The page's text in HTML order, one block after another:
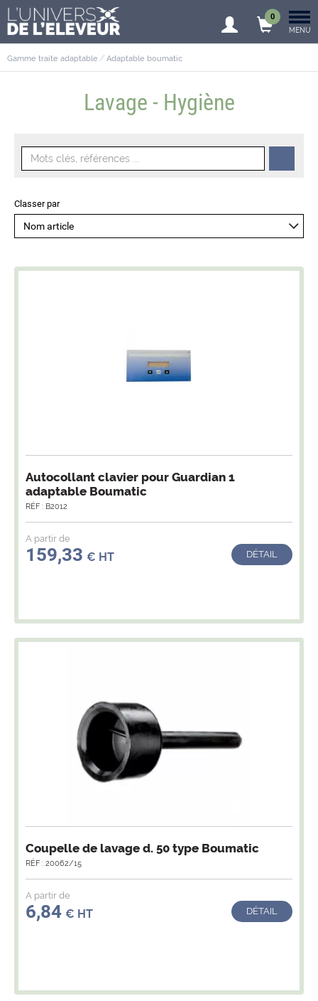
0
MENU
Gamme traite adaptable Adaptable boumatic
Lavage - Hygiène
Classer par
Autocollant clavier pour Guardian 1
adaptable Boumatic
RÉF : B2012
A partir de
159,33 € HT DÉTAIL
Coupelle de lavage d. 50 type Boumatic
RÉF : 20062/15
A partir de
6,84 € HT DÉTAIL